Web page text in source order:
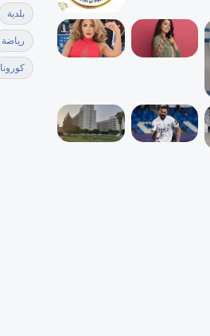
بلدية
رياضة
كورونا